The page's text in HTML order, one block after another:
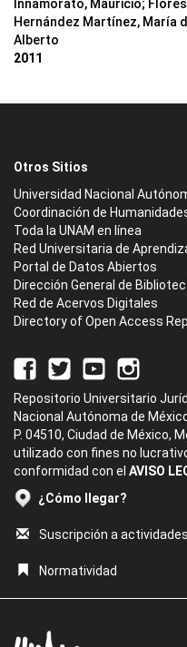
Innamorato, Mauricio;
Hernández Martínez, María
Alberto
2011
Otros Sitios
Universidad Nacional
Coordinación de
Toda la UNAM en línea
Red Universitaria de
Portal de Datos Abiertos
Dirección General de
Red de Acervos Digitales
Directory of Open Access
Repositorio Universitario
Nacional Autónoma de
P. 04510, Ciudad de México,
utilizado con fines no
conformidad con el AVISO
¿Cómo llegar?
Suscripción a
Normatividad